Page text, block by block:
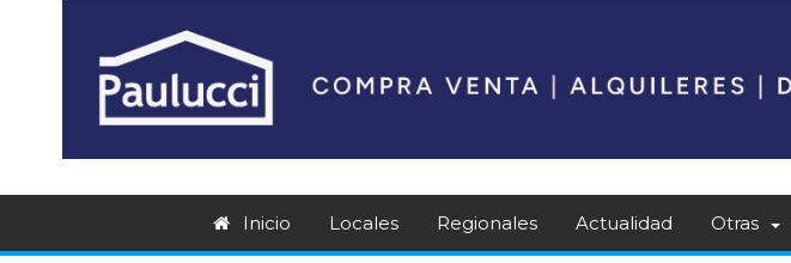
Inicio Locales Regionales Actualidad Otras